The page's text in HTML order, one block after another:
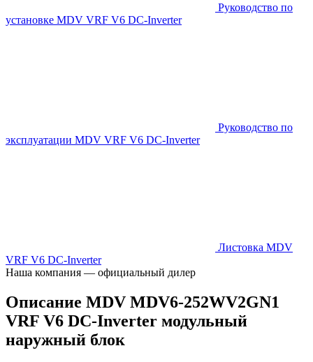
Руководство по
установке MDV VRF V6 DC-Inverter
Руководство по
эксплуатации MDV VRF V6 DC-Inverter
Листовка MDV
VRF V6 DC-Inverter
Наша компания — официальный дилер
Описание MDV MDV6-252WV2GN1
VRF V6 DC-Inverter модульный
наружный блок